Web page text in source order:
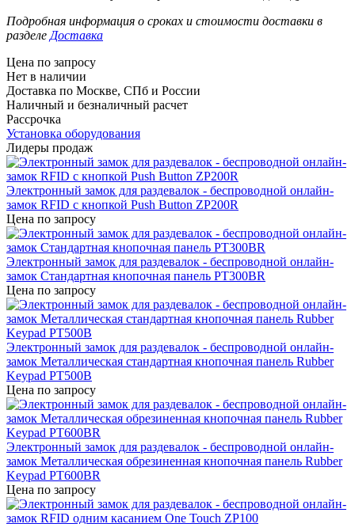
Подробная информация о сроках и стоимости доставки в
разделе Доставка
Цена по запросу
Нет в наличии
Доставка по Москве, СПб и России
Наличный и безналичный расчет
Рассрочка
Установка оборудования
Лидеры продаж
Электронный замок для раздевалок - беспроводной онлайн-
замок RFID с кнопкой Push Button ZP200R
Цена по запросу
Электронный замок для раздевалок - беспроводной онлайн-
замок Стандартная кнопочная панель PT300BR
Цена по запросу
Электронный замок для раздевалок - беспроводной онлайн-
замок Металлическая стандартная кнопочная панель Rubber
Keypad PT500B
Цена по запросу
Электронный замок для раздевалок - беспроводной онлайн-
замок Металлическая обрезиненная кнопочная панель Rubber
Keypad PT600BR
Цена по запросу